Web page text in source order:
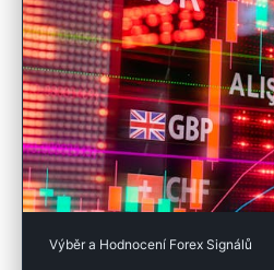
Výběr a Hodnocení Forex Signálů